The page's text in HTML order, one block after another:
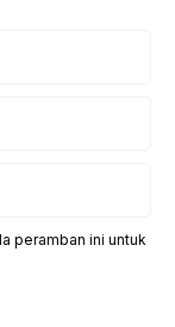
peramban ini untuk